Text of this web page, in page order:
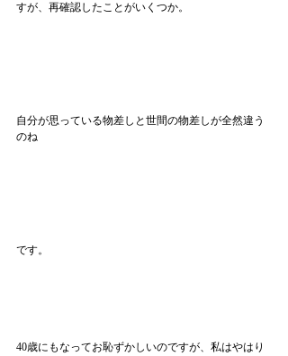
すが、再確認したことがいくつか。
自分が思っている物差しと世間の物差しが全然違う
のね
です。
40歳にもなってお恥ずかしいのですが、私はやはり